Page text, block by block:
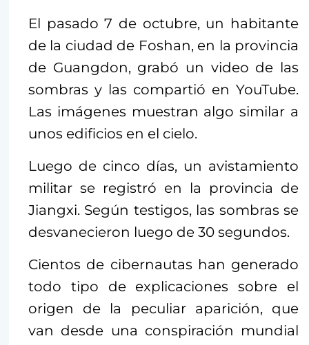
El pasado 7 de octubre, un habitante
de la ciudad de Foshan, en la provincia
de Guangdon, grabó un video de las
sombras y las compartió en YouTube.
Las imágenes muestran algo similar a
unos edificios en el cielo.
Luego de cinco días, un avistamiento
militar se registró en la provincia de
Jiangxi. Según testigos, las sombras se
desvanecieron luego de 30 segundos.
Cientos de cibernautas han generado
todo tipo de explicaciones sobre el
origen de la peculiar aparición, que
van desde una conspiración mundial